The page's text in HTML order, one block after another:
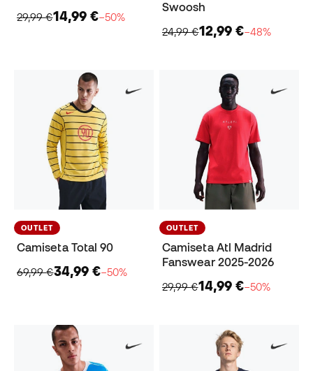
29,99 €14,99 €−50%
Swoosh
24,99 €12,99 €−48%
OUTLET
Camiseta Total 90
69,99 €34,99 €−50%
OUTLET
Camiseta Atl Madrid
Fanswear 2025-2026
29,99 €14,99 €−50%